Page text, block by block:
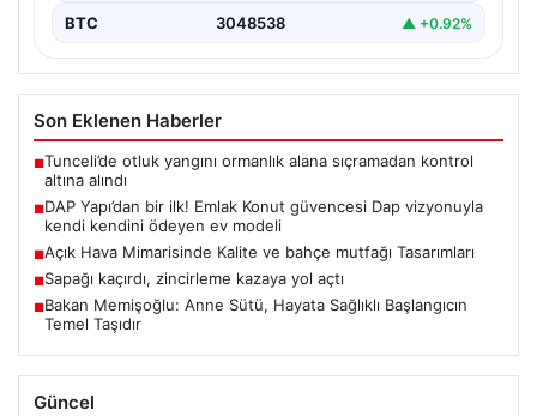
BTC 3048538 ▲ +0.92%
Son Eklenen Haberler
■Tunceli’de otluk yangını ormanlık alana sıçramadan kontrol
altına alındı
■DAP Yapı’dan bir ilk! Emlak Konut güvencesi Dap vizyonuyla
kendi kendini ödeyen ev modeli
■Açık Hava Mimarisinde Kalite ve bahçe mutfağı Tasarımları
■Sapağı kaçırdı, zincirleme kazaya yol açtı
■Bakan Memişoğlu: Anne Sütü, Hayata Sağlıklı Başlangıcın
Temel Taşıdır
Güncel